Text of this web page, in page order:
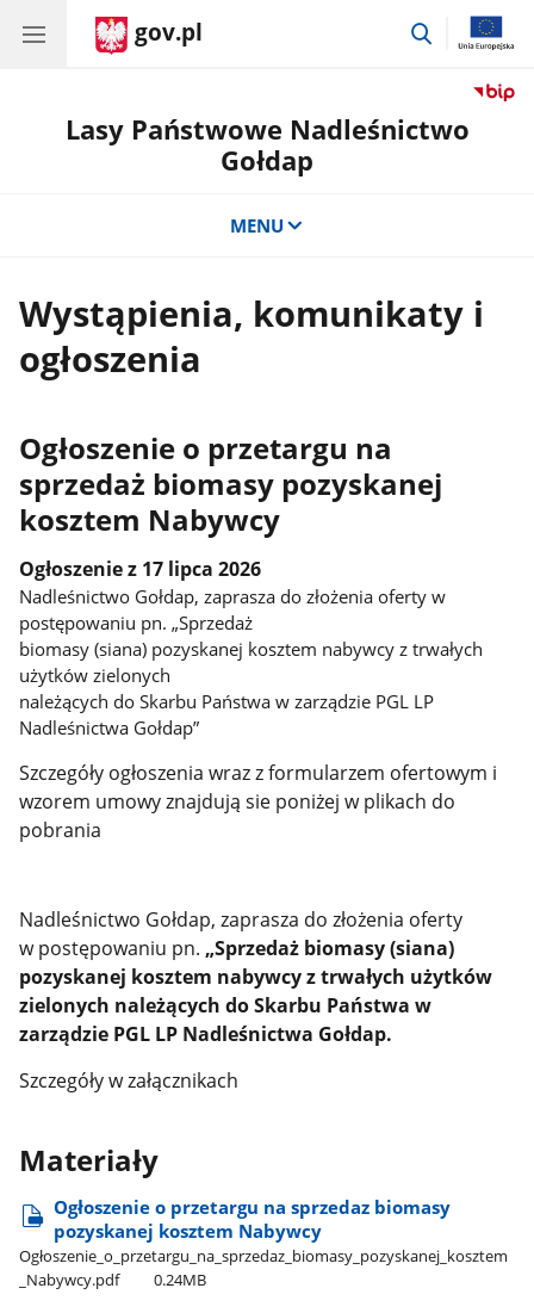
gov.pl
przejdź
Lasy Państwowe Nadleśnictwo
Gołdap
MENU
Wystąpienia, komunikaty i
ogłoszenia
Ogłoszenie o przetargu na
sprzedaż biomasy pozyskanej
kosztem Nabywcy
Ogłoszenie z 17 lipca 2026
Nadleśnictwo Gołdap, zaprasza do złożenia oferty w
postępowaniu pn. „Sprzedaż
biomasy (siana) pozyskanej kosztem nabywcy z trwałych
użytków zielonych
należących do Skarbu Państwa w zarządzie PGL LP
Nadleśnictwa Gołdap”
Szczegóły ogłoszenia wraz z formularzem ofertowym i
wzorem umowy znajdują sie poniżej w plikach do
pobrania
Nadleśnictwo Gołdap, zaprasza do złożenia oferty
w postępowaniu pn. „Sprzedaż biomasy (siana)
pozyskanej kosztem nabywcy z trwałych użytków
zielonych należących do Skarbu Państwa w
zarządzie PGL LP Nadleśnictwa Gołdap.
Szczegóły w załącznikach
Materiały
Ogłoszenie o przetargu na sprzedaz biomasy
pozyskanej kosztem Nabywcy
Ogłoszenie​_o​_przetargu​_na​_sprzedaz​_biomasy​_pozyskanej​_kosztem​
_Nabywcy.pdf
0.24MB